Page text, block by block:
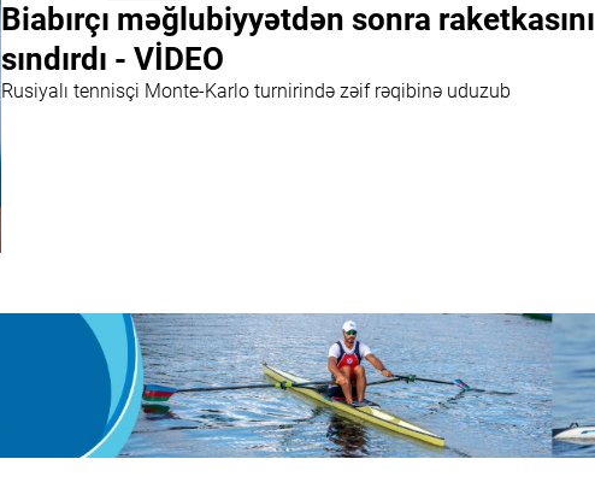
Biabırçı məğlubiyyətdən sonra raketkasını
sındırdı - VİDEO
Rusiyalı tennisçi Monte-Karlo turnirində zəif rəqibinə uduzub